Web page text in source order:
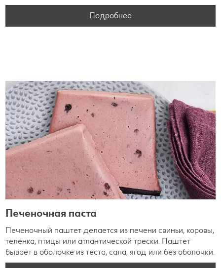
Подробнее
Печеночная паста
Печеночный паштет делается из печени свиньи, коровы,
теленка, птицы или атлантической трески. Паштет
бывает в оболочке из теста, сала, ягод или без оболочки.